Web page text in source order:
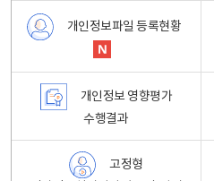
개인정보파일 등록현황
개인정보 영향평가
수행결과
고정형